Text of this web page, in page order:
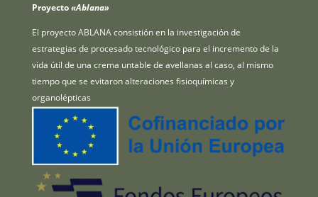
Proyecto«Ablana»
El proyecto ABLANA consistión en la investigación de
estrategias de procesado tecnológico para el incremento de la
vida útil de una crema untable de avellanas al caso, al mismo
tiempo que se evitaron alteraciones fisioquímicas y
organolépticas